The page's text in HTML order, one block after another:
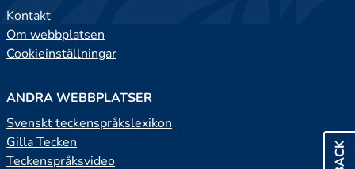
Kontakt
Om webbplatsen
Cookieinställningar
ANDRA WEBBPLATSER
Svenskt teckenspråkslexikon
Gilla Tecken
Teckenspråksvideo